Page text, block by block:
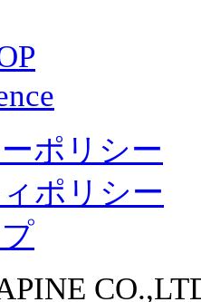
ポリシー
ポリシー